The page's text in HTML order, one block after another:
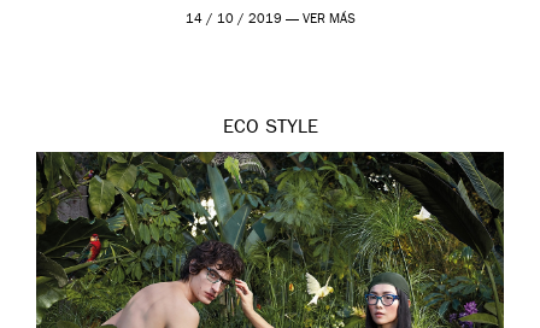
que levanta la cabeza, mira al […]
14 / 10 / 2019 — VER MÁS
ECO STYLE